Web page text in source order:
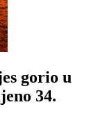
gorio u
34.